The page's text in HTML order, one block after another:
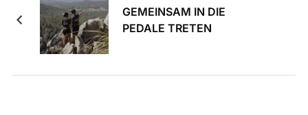
GEMEINSAM IN DIE
PEDALE TRETEN